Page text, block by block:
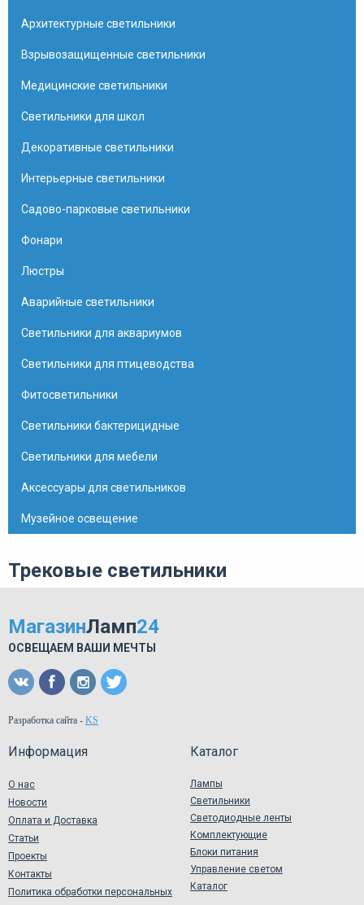
Архитектурные светильники
Взрывозащищенные светильники
Медицинские светильники
Светильники для школ
Декоративные светильники
Интерьерные светильники
Садово-парковые светильники
Фонари
Люстры
Аварийные светильники
Светильники для аквариумов
Светильники для птицеводства
Фитосветильники
Светильники бактерицидные
Светильники для мебели
Аксессуары для светильников
Музейное освещение
Трековые светильники
МагазинЛамп24
ОСВЕЩАЕМ ВАШИ МЕЧТЫ
Разработка сайта - KS
Информация
О нас
Новости
Оплата и Доставка
Статьи
Проекты
Контакты
Политика обработки персональных
Каталог
Лампы
Светильники
Светодиодные ленты
Комплектующие
Блоки питания
Управление светом
Каталог